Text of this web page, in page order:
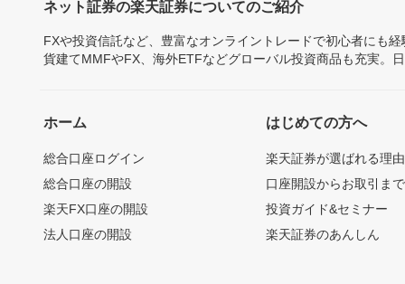
ネット証券の楽天証券についてのご紹介
FXや投資信託など、豊富なオンライントレードで初心者にも
貨建てMMFやFX、海外ETFなどグローバル投資商品も充実。
ホーム
総合口座ログイン
総合口座の開設
楽天FX口座の開設
法人口座の開設
はじめての方へ
楽天証券が選ばれる理由
口座開設からお取引ま
投資ガイド&セミナー
楽天証券のあんしん